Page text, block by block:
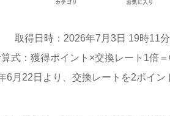
取得日時：2026年7月3日 19時11
式：獲得ポイント×交換レート1倍
月22日より、交換レートを2ポイン